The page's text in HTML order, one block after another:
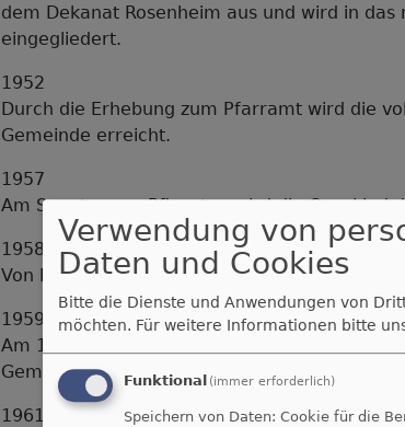
dem Dekanat Rosenheim aus und wird in das
eingegliedert.
1952
Durch die Erhebung zum Pfarramt wird die
Gemeinde erreicht.
1957
Am Sonntag vor Pfingsten wird die Orgel ind
1958
Von Hauptlehrer Heinze wird ein
1959
Am 18. September wird die Kirche in Tann
Gemeinde ein Grundstück für den Neubau
1961
Verwendung von
Daten und Cookies
Bitte die Dienste und Anwendungen von
möchten. Für weitere Informationen bitte
Funktional (immer erforderlich)
Speichern von Daten: Cookie für die